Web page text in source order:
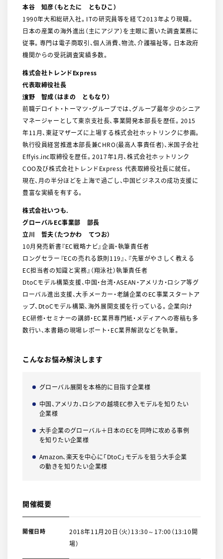
本谷 知彦（もとたに ともひこ）
1990年大和総研入社。ITの研究員等を経て2013年より現職。
日本の産業の海外進出（主にアジア）を主眼に置いた調査業務に
従事。専門は電子商取引、個人消費、物流、介護福祉等。日本政府
機関からの受託調査実績多数。
株式会社トレンドExpress
代表取締役社長
濵野 智成（はまの ともなり）
前職デロイト・トーマツ・グループでは、グループ最年少のシニア
マネージャーとして東京支社長、事業開発本部長を歴任。2015
年11月、東証マザーズに上場する株式会社ホットリンクに参画。
執行役員経営推進本部長兼CHRO(最高人事責任者)、米国子会社
Effyis.inc取締役を歴任。2017年1月、株式会社ホットリンク
COO及び株式会社トレンドExpress 代表取締役社長に就任。
現在、月の半分ほどを上海で過ごし、中国ビジネスの成功支援に
豊富な実績を有する。
株式会社いつも.
グローバルEC事業部 部長
立川 哲夫（たつかわ てつお）
10月発売新書『EC戦略ナビ』企画・執筆責任者
ロングセラー『ECの売れる鉄則119』、『先輩がやさしく教える
EC担当者の知識と実務』（翔泳社）執筆責任者
DtoCモデル構築支援、中国・台湾・ASEAN・アメリカ・ロシア等グ
ローバル進出支援、大手メーカー・老舗企業のEC事業スタートア
ップ、DtoCモデル構築、海外展開支援を行っている。企業向け
EC研修・セミナーの講師・EC業界専門紙・メディアへの寄稿も多
数行い、本書籍の現場レポート・EC業界解説などを執筆。
こんなお悩み解決します
グローバル展開を本格的に目指す企業様
中国、アメリカ、ロシアの越境EC参入モデルを知りたい
企業様
大手企業のグローバル＋日本のECを同時に攻める事例
を知りたい企業様
Amazon、楽天を中心に「DtoC」モデルを狙う大手企業
の動きを知りたい企業様
開催概要
開催日時
2018年11月20日（火）13:30～17:00（13:10開
場）